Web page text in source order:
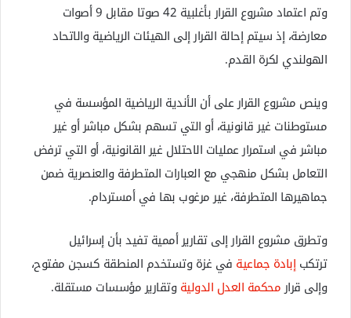
وتم اعتماد مشروع القرار بأغلبية 42 صوتا مقابل 9 أصوات
معارضة، إذ سيتم إحالة القرار إلى الهيئات الرياضية والاتحاد
الهولندي لكرة القدم.
وينص مشروع القرار على أن الأندية الرياضية المؤسسة في
مستوطنات غير قانونية، أو التي تسهم بشكل مباشر أو غير
مباشر في استمرار عمليات الاحتلال غير القانونية، أو التي ترفض
التعامل بشكل منهجي مع العبارات المتطرفة والعنصرية ضمن
جماهيرها المتطرفة، غير مرغوب بها في أمستردام.
وتطرق مشروع القرار إلى تقارير أممية تفيد بأن إسرائيل
ترتكبإبادة جماعية في غزة وتستخدم المنطقة كسجن مفتوح،
وإلى قرارمحكمة العدل الدوليةوتقارير مؤسسات مستقلة.